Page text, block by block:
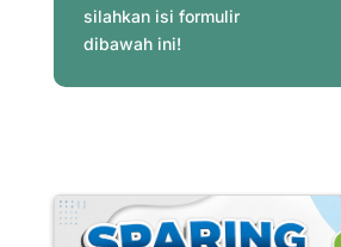
silahkan isi formulir
dibawah ini!